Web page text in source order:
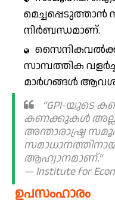
നിർബന്ധമാണ്.
സാമ്പത്തിക
മാർഗങ്ങൾ
“GPI-യുടെ
കണക്കുകൾ അല്ല;
അന്താരാഷ്ട്ര
ആഹ്വാനമാണ്.”
— Institute for
ഉപസംഹാരം